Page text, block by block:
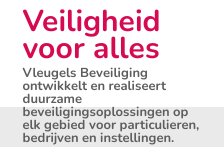
Veiligheid
voor alles
Vleugels Beveiliging
ontwikkelt en realiseert
duurzame
beveiligingsoplossingen op
elk gebied voor particulieren,
bedrijven en instellingen.